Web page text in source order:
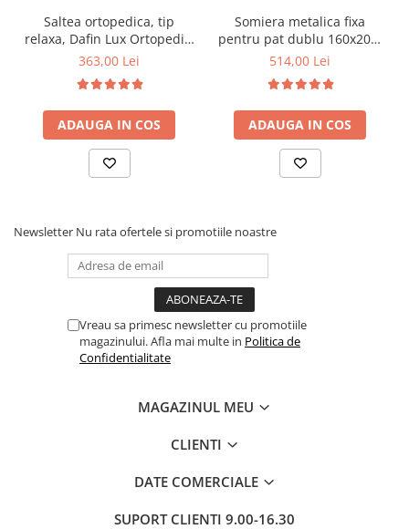
Saltea ortopedica, tip
relaxa, Dafin Lux Ortopedic,
90x200x21cm, fermitate
tip Bonell, fata vara-iarna,
sistem de aerisire cu
butoni, Salt Confort
363,00 Lei
ADAUGA IN COS
Somiera metalica fixa
pentru pat dublu 160x200,
6 picioare, 32 lamele lemn
saltea ferm, negru
514,00 Lei
ADAUGA IN COS
Newsletter Nu rata ofertele si promotiile noastre
Vreau sa primesc newsletter cu promotiile
magazinului. Afla mai multe in Politica de
Confidentialitate
MAGAZINUL MEU
CLIENTI
DATE COMERCIALE
SUPORT CLIENTI 9.00-16.30